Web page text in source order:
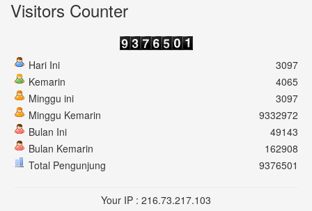
Visitors Counter
Hari Ini
Kemarin
Minggu ini
Minggu Kemarin
Bulan Ini
Bulan Kemarin
Total Pengunjung
3097
4065
3097
9332972
49143
162908
9376501
Your IP : 216.73.217.103